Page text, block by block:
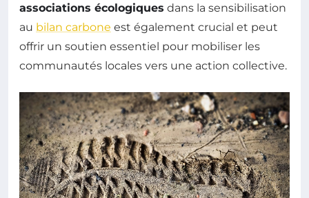
associations écologiques dans la sensibilisation
au bilan carbone est également crucial et peut
offrir un soutien essentiel pour mobiliser les
communautés locales vers une action collective.